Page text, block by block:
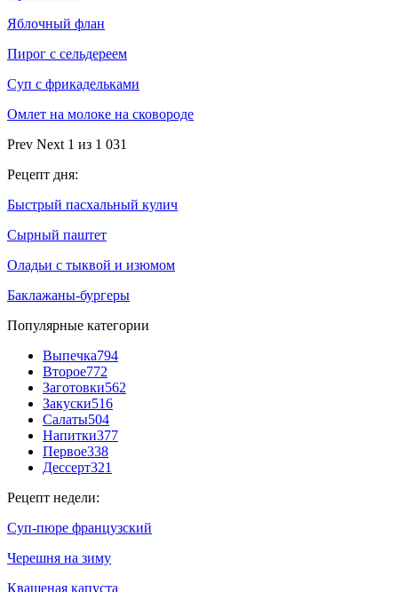
Яблочный флан
Пирог с сельдереем
Суп с фрикадельками
Омлет на молоке на сковороде
Prev Next 1 из 1 031
Рецепт дня:
Быстрый пасхальный кулич
Сырный паштет
Оладьи с тыквой и изюмом
Баклажаны-бургеры
Популярные категории
Выпечка794
Второе772
Заготовки562
Закуски516
Салаты504
Напитки377
Первое338
Дессерт321
Рецепт недели:
Суп-пюре французский
Черешня на зиму
Квашеная капуста